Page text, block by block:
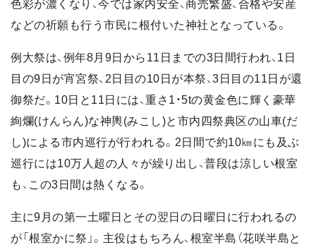
色彩が濃くなり、今では家内安全、商売繁盛、合格や安産
などの祈願も行う市民に根付いた神社となっている。
例大祭は、例年8月9日から11日までの3日間行われ、1日
目の9日が宵宮祭、2日目の10日が本祭、3日目の11日が還
御祭だ。10日と11日には、重さ1・5tの黄金色に輝く豪華
絢爛(けんらん)な神輿(みこし)と市内四祭典区の山車(だ
し)による市内巡行が行われる。2日間で約10㎞にも及ぶ
巡行には10万人超の人々が繰り出し、普段は涼しい根室
も、この3日間は熱くなる。
主に9月の第一土曜日とその翌日の日曜日に行われるの
が「根室かに祭」。主役はもちろん、根室半島（花咲半島と